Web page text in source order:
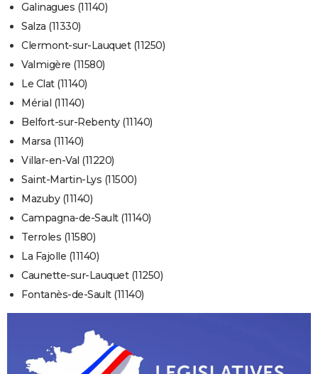
Galinagues (11140)
Salza (11330)
Clermont-sur-Lauquet (11250)
Valmigère (11580)
Le Clat (11140)
Mérial (11140)
Belfort-sur-Rebenty (11140)
Marsa (11140)
Villar-en-Val (11220)
Saint-Martin-Lys (11500)
Mazuby (11140)
Campagna-de-Sault (11140)
Terroles (11580)
La Fajolle (11140)
Caunette-sur-Lauquet (11250)
Fontanès-de-Sault (11140)